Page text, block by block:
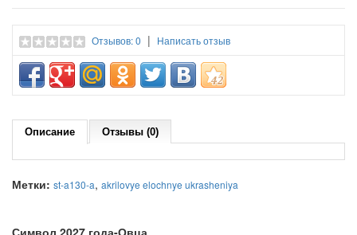
Символ 2027 года-Овца
Отзывов: 0 | Написать отзыв
Описание Отзывы (0)
Метки: st-a130-a, akrilovye elochnye ukrasheniya